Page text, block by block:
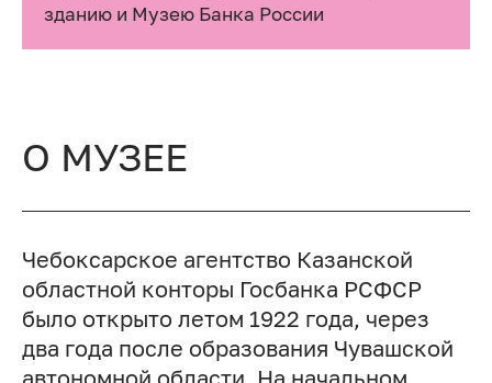
зданию и Музею Банка России
О МУЗЕЕ
Чебоксарское агентство Казанской
областной конторы Госбанка РСФСР
было открыто летом 1922 года, через
два года после образования Чувашской